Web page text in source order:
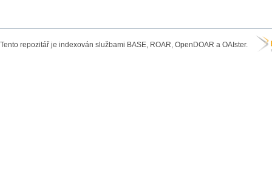
Tento repozitář je indexován službami BASE, ROAR, OpenDOAR a OAIster.